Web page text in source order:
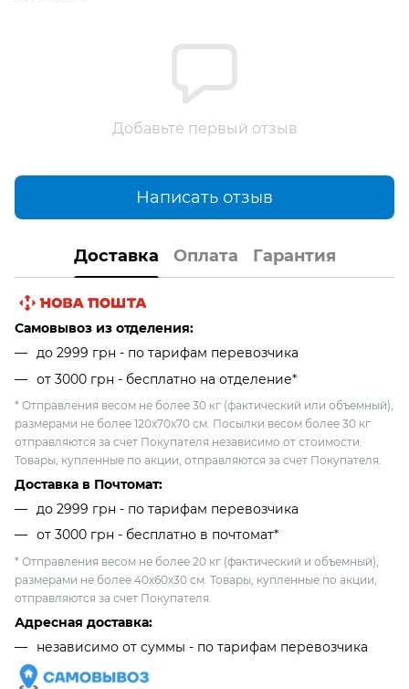
Добавьте первый отзыв
Написать отзыв
Доставка Оплата Гарантия
Самовывоз из отделения:
до 2999 грн - по тарифам перевозчика
от 3000 грн - бесплатно на отделение*
* Отправления весом не более 30 кг (фактический или объемный),
размерами не более 120х70х70 см. Посылки весом более 30 кг
отправляются за счет Покупателя независимо от стоимости.
Товары, купленные по акции, отправляются за счет Покупателя.
Доставка в Почтомат:
до 2999 грн - по тарифам перевозчика
от 3000 грн - бесплатно в почтомат*
* Отправления весом не более 20 кг (фактический и объемный),
размерами не более 40х60х30 см. Товары, купленные по акции,
отправляются за счет Покупателя.
Адресная доставка:
независимо от cуммы - по тарифам перевозчика